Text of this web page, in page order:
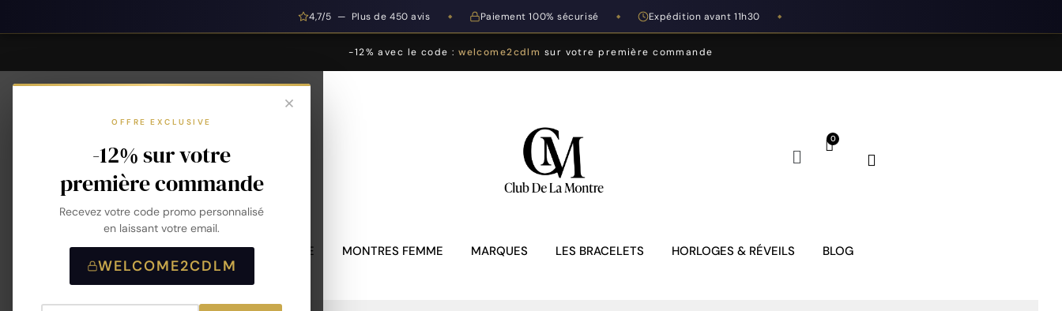
4,7/5 — Plus de 450 avis ◆ Paiement 100% sécurisé ◆ Expédition avant 11h30 ◆
-12% avec le code :welcome2cdlm sur votre première commande
OFFRE EXCLUSIVE
-12% sur votre
première commande
Recevez votre code promo personnalisé
en laissant votre email.
WELCOME2CDLM
MONTRES HOMME MONTRES FEMME MARQUES LES BRACELETS HORLOGES & RÉVEILS BLOG